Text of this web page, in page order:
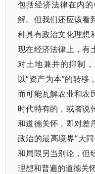
包括经济法律在内
解。但我们还应该看
种具有政治文化理想
现在经济法律上，有
对土地兼并的抑制
以“资产为本”的转移
而可能瓦解农业和农
时代特有的，或者说
和道德关怀，即对差
政治的最高境界“大
和局限另当别论，但
理想和普遍的道德关